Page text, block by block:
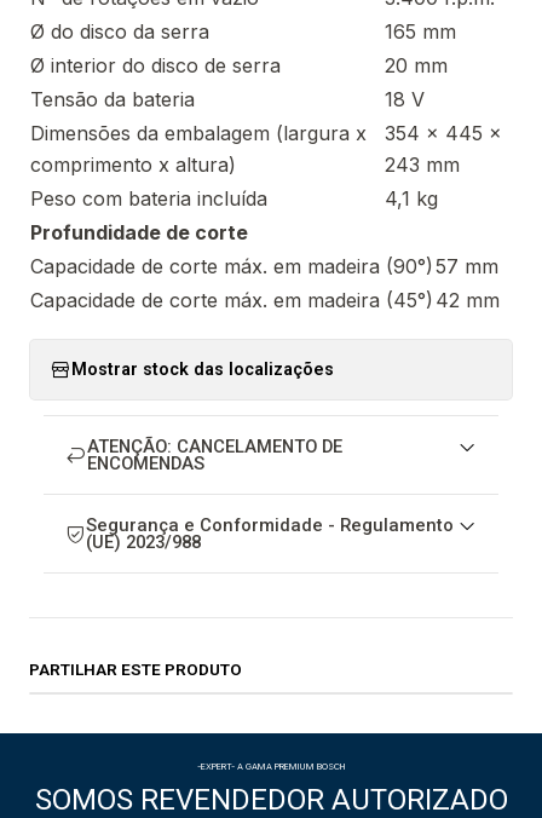
Ø do disco da serra
165 mm
Ø interior do disco de serra
20 mm
Tensão da bateria
18 V
Dimensões da embalagem (largura x
comprimento x altura)
354 x 445 x
243 mm
Peso com bateria incluída
4,1 kg
Profundidade de corte
Capacidade de corte máx. em madeira (90°) 57 mm
Capacidade de corte máx. em madeira (45°) 42 mm
Mostrar stock das localizações
ATENÇÃO: CANCELAMENTO DE
ENCOMENDAS
Segurança e Conformidade - Regulamento
(UE) 2023/988
PARTILHAR ESTE PRODUTO
-EXPERT- A GAMA PREMIUM BOSCH
SOMOS REVENDEDOR AUTORIZADO